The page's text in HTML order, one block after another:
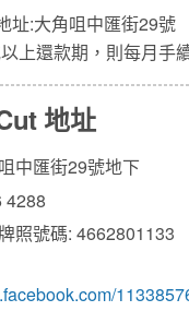
址:大角咀中匯街29號
上還款期，則每月手
地址
中匯街29號地下
4288
照號碼: 4662801133